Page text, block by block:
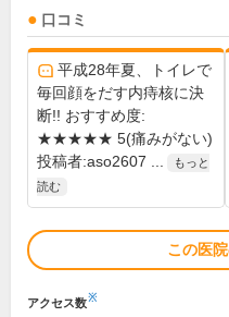
口コミ
平成28年夏、トイレで
毎回顔をだす内痔核に決
断!! おすすめ度:
★★★★★ 5(痛みがない)
投稿者:aso2607 ...
もっと
読む
この医
アクセス数※